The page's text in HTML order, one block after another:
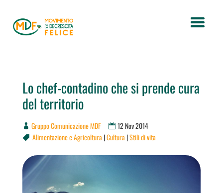
Lo chef-contadino che si prende cura
del territorio
Gruppo Comunicazione MDF 12 Nov 2014
 Alimentazione e Agricoltura |Cultura |Stili di vita